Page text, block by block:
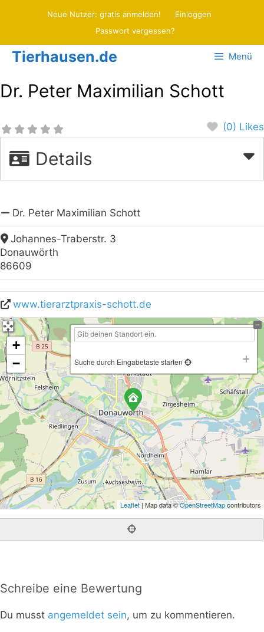
Neue Nutzer: gratis anmelden!
Einloggen
Passwort vergessen?
Tierhausen.de Menü
Dr. Peter Maximilian Schott
(0) Likes
Details
Dr. Peter Maximilian Schott
Johannes-Traberstr. 3
Donauwörth
86609
www.tierarztpraxis-schott.de
+
−
Suche durch Eingabetaste starten
Leaflet| Map data ©OpenStreetMapcontributors
Schreibe eine Bewertung
Du musst angemeldet sein, um zu kommentieren.